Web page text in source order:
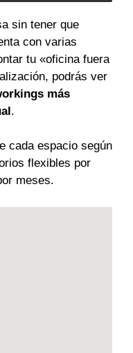
sin tener que
con varias
tu «oficina fuera
podrás ver
más
.
cada espacio según
flexibles por
meses.